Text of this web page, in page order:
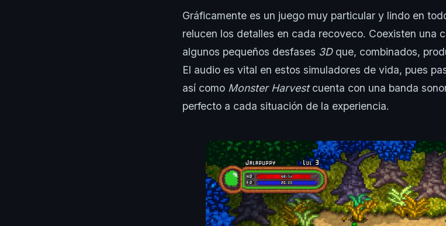
Gráficamente es un juego muy particular y lindo en
relucen los detalles en cada recoveco. Coexisten una
algunos pequeños desfases 3D que, combinados,
El audio es vital en estos simuladores de vida, pues
así como Monster Harvestcuenta con una banda
perfecto a cada situación de la experiencia.